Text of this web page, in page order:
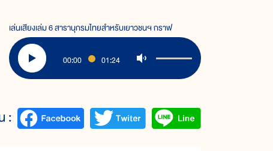
เล่นเสียงเล่ม 6 สารานุกรมไทยสำหรับเยาวชนฯ กราฟ
00:00 01:24
: